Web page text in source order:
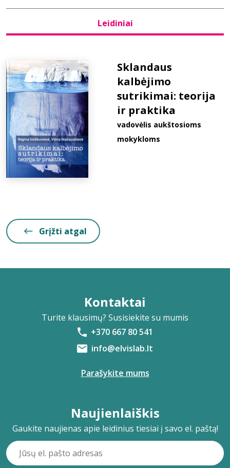
Naujienos
Bibliotekoms
D.U.K.
+370 667 80 541
info@elvislab.lt
Leidiniai
Sklandaus
kalbėjimo
sutrikimai: teorija
ir praktika
vadovėlis aukštosioms
mokykloms
Grįžti atgal
Kontaktai
Turite klausimų? Susisiekite su mumis
+370 667 80 541
info@elvislab.lt
Parašykite mums
Naujienlaiškis
Gaukite naujienas apie leidinius tiesiai į savo el. paštą!